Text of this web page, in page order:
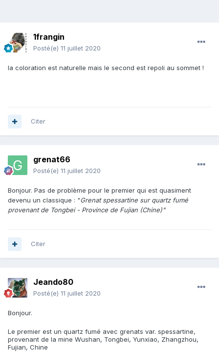
1frangin
Posté(e) 11 juillet 2020
la coloration est naturelle mais le second est repoli au sommet !
Citer
grenat66
Posté(e) 11 juillet 2020
Bonjour. Pas de problème pour le premier qui est quasiment
devenu un classique : "Grenat spessartine sur quartz fumé
provenant de Tongbei - Province de Fujian (Chine)"
Citer
Jeando80
Posté(e) 11 juillet 2020
Bonjour.
Le premier est un quartz fumé avec grenats var. spessartine,
provenant de la mine Wushan, Tongbei, Yunxiao, Zhangzhou,
Fujian, Chine